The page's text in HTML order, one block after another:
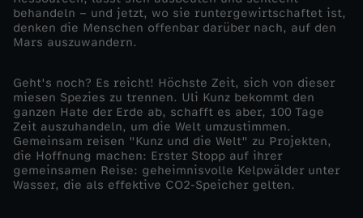
M
a
r
s
t
behandeln – und jetzt, wo sie runtergewirtschaftet ist,
denken die Menschen offenbar darüber nach, auf den
Mars auszuwandern.
Geht's noch? Es reicht! Höchste Zeit, sich von dieser
miesen Spezies zu trennen. Uli Kunz bekommt den
ganzen Hate der Erde ab, schafft es aber, 100 Tage
Zeit auszuhandeln, um die Welt umzustimmen.
Gemeinsam reisen "Kunz und die Welt" zu Projekten,
die Hoffnung machen: Erster Stopp auf ihrer
gemeinsamen Reise: geheimnisvolle Kelpwälder unter
Wasser, die als effektive CO2-Speicher gelten.